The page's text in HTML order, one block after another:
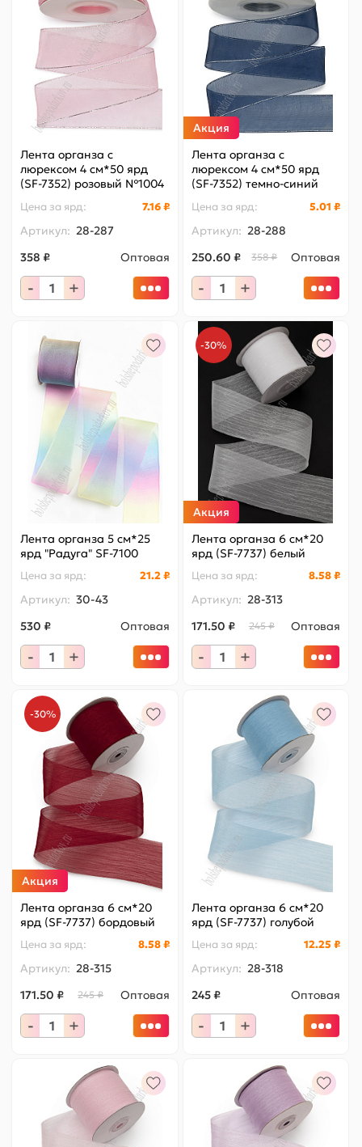
Лента органза с
люрексом 4 см*50 ярд
(SF-7352) розовый №1004
Цена за ярд: 7.16 ₽
Артикул: 28-287
358 ₽
Оптовая
- +
Акция
Лента органза с
люрексом 4 см*50 ярд
(SF-7352) темно-синий
Цена за ярд: 5.01 ₽
Артикул: 28-288
250.60 ₽
358 ₽ Оптовая
- +
Лента органза 5 см*25
ярд "Радуга" SF-7100
Цена за ярд: 21.2 ₽
Артикул: 30-43
530 ₽
Оптовая
- +
-30%
Акция
Лента органза 6 см*20
ярд (SF-7737) белый
Цена за ярд: 8.58 ₽
Артикул: 28-313
171.50 ₽
245 ₽ Оптовая
- +
-30%
Акция
Лента органза 6 см*20
ярд (SF-7737) бордовый
Цена за ярд: 8.58 ₽
Артикул: 28-315
171.50 ₽
245 ₽ Оптовая
- +
Лента органза 6 см*20
ярд (SF-7737) голубой
Цена за ярд: 12.25 ₽
Артикул: 28-318
245 ₽
Оптовая
- +